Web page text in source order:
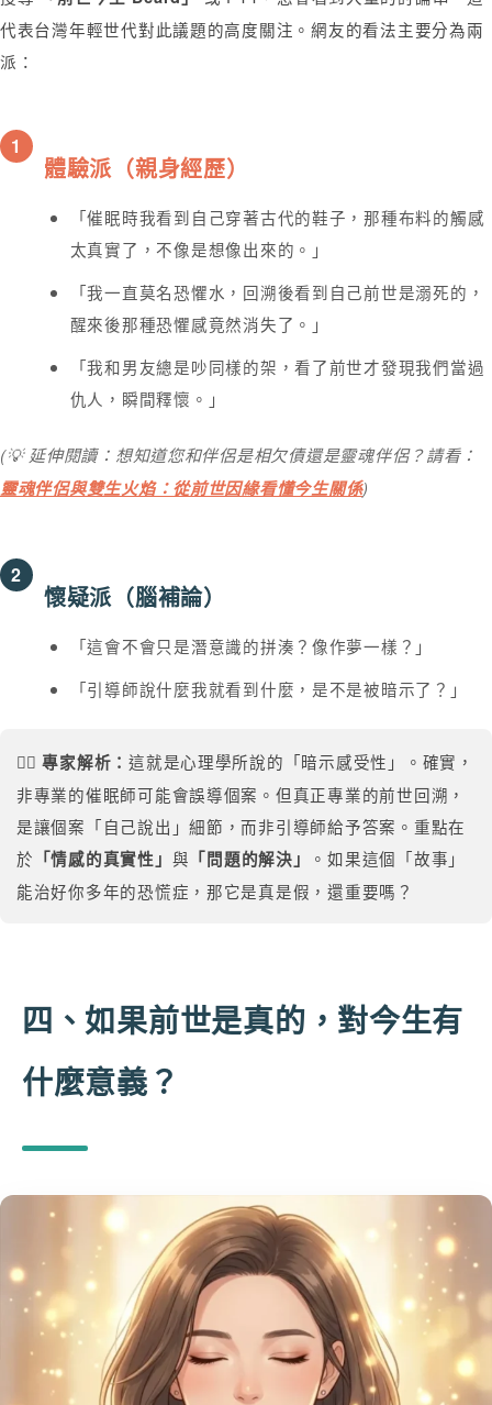
代表台灣年輕世代對此議題的高度關注。網友的看法主要分為兩
派：
1
體驗派（親身經歷）
「催眠時我看到自己穿著古代的鞋子，那種布料的觸感
太真實了，不像是想像出來的。」
「我一直莫名恐懼水，回溯後看到自己前世是溺死的，
醒來後那種恐懼感竟然消失了。」
「我和男友總是吵同樣的架，看了前世才發現我們當過
仇人，瞬間釋懷。」
(💡 延伸閱讀：想知道您和伴侶是相欠債還是靈魂伴侶？請看：
靈魂伴侶與雙生火焰：從前世因緣看懂今生關係)
2
懷疑派（腦補論）
「這會不會只是潛意識的拼湊？像作夢一樣？」
「引導師說什麼我就看到什麼，是不是被暗示了？」
👨‍⚕️ 專家解析：這就是心理學所說的「暗示感受性」。確實，
非專業的催眠師可能會誤導個案。但真正專業的前世回溯，
是讓個案「自己說出」細節，而非引導師給予答案。重點在
於 「情感的真實性」 與 「問題的解決」
。如果這個「故事」
能治好你多年的恐慌症，那它是真是假，還重要嗎？
四、如果前世是真的，對今生有
什麼意義？